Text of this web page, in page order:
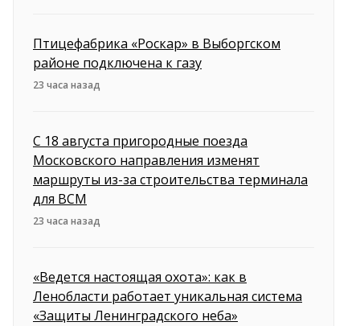
Птицефабрика «Роскар» в Выборгском
районе подключена к газу
23 часа назад
С 18 августа пригородные поезда
Московского направления изменят
маршруты из-за строительства терминала
для ВСМ
23 часа назад
«Ведется настоящая охота»: как в
Ленобласти работает уникальная система
«Защиты Ленинградского неба»